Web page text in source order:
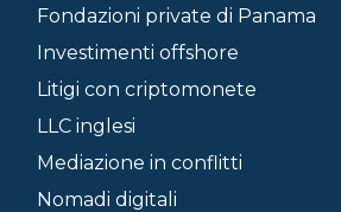
Fondazioni private di Panama
Investimenti offshore
Litigi con criptomonete
LLC inglesi
Mediazione in conflitti
Nomadi digitali